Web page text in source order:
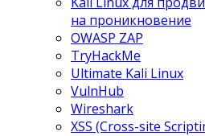
на проникновение
OWASP ZAP
TryHackMe
Ultimate Kali Linux
VulnHub
Wireshark
XSS (Cross-site